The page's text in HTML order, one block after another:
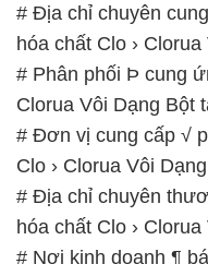
# Địa chỉ chuyên
hóa chất Clo ›
# Phân phối Þ cung
Clorua Vôi Dạng Bột
# Đơn vị cung cấp √
Clo › Clorua Vôi
# Địa chỉ chuyên
hóa chất Clo ›
# Nơi kinh doanh ¶